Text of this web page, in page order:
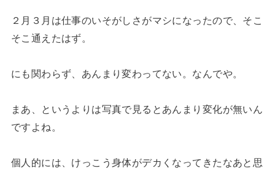
２月３月は仕事のいそがしさがマシになったので、そこ
そこ通えたはず。
にも関わらず、あんまり変わってない。なんでや。
まあ、というよりは写真で見るとあんまり変化が無いん
ですよね。
個人的には、けっこう身体がデカくなってきたなあと思